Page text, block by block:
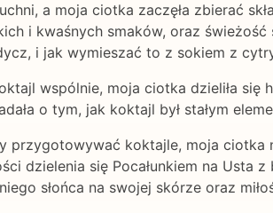
a moja ciotka zaczęła zbierać
i kwaśnych smaków, oraz
i jak wymieszać to z sokiem z
wspólnie, moja ciotka dzieliła się
o tym, jak koktajl był stałym
przygotowywać koktajle, moja ciotka
dzielenia się Pocałunkiem na Usta
słońca na swojej skórze oraz